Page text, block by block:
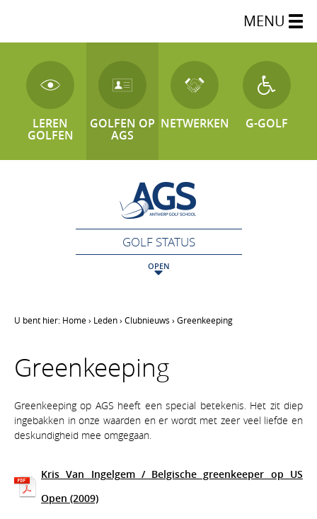
MENU
LEREN
GOLFEN
GOLFEN OP
AGS
NETWERKEN G-GOLF
GOLF STATUS
OPEN
U bent hier: Home› Leden› Clubnieuws › Greenkeeping
Greenkeeping
Greenkeeping op AGS heeft een special betekenis. Het zit diep
ingebakken in onze waarden en er wordt met zeer veel liefde en
deskundigheid mee omgegaan.
Kris Van Ingelgem / Belgische greenkeeper op US
Open (2009)